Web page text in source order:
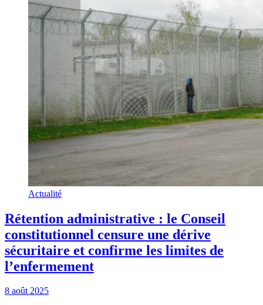
Actualité
Rétention administrative : le Conseil
constitutionnel censure une dérive
sécuritaire et confirme les limites de
l’enfermement
8 août 2025